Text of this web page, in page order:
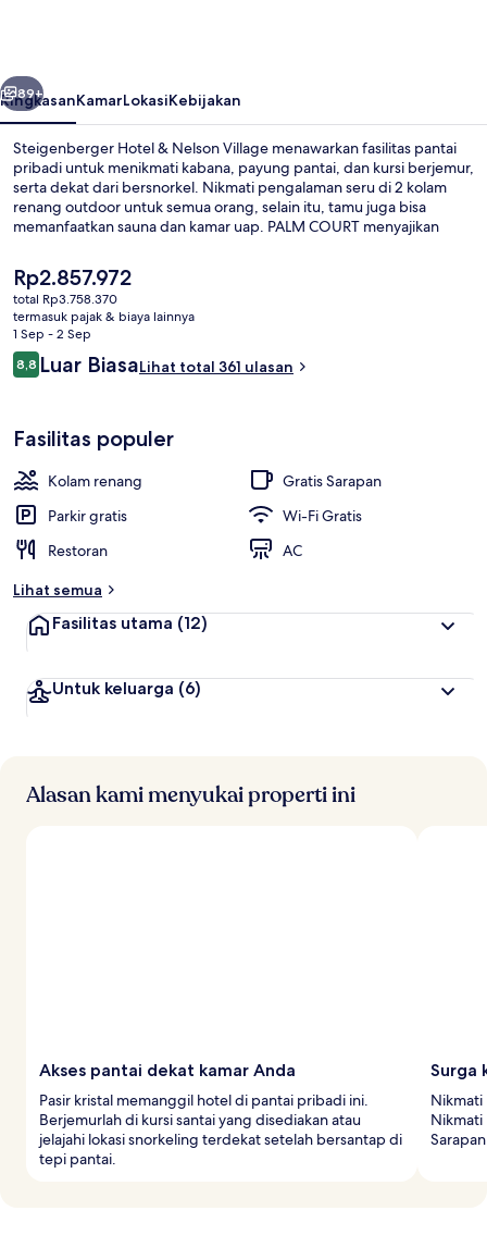
Berikutnya
89+
RingkasanKamarLokasiKebijakan
Steigenberger Hotel & Nelson Village menawarkan fasilitas pantai
pribadi untuk menikmati kabana, payung pantai, dan kursi berjemur,
serta dekat dari bersnorkel. Nikmati pengalaman seru di 2 kolam
renang outdoor untuk semua orang, selain itu, tamu juga bisa
memanfaatkan sauna dan kamar uap. PALM COURT menyajikan
siang, dan makan malam. Keunggulan lain di hotel mewah ini
meliputi 4 bar/lounge, klub anak gratis, dan bar tepi kolam renang.
Harga
saat
ini
Rp2.857.972
Rp2.857.972
total Rp3.758.370
termasuk pajak & biaya lainnya
1 Sep - 2 Sep
Ulasan
8,88,8 dari 10
Luar BiasaLihat total 361 ulasan
Fasilitas populer
Kolam renang
Gratis Sarapan
Parkir gratis
Wi-Fi Gratis
Restoran
AC
Lihat semua
Fasilitas utama (12)
Untuk keluarga (6)
Alasan kami menyukai properti ini
Akses pantai dekat kamar Anda
Pasir kristal memanggil hotel di pantai pribadi ini.
Berjemurlah di kursi santai yang disediakan atau
jelajahi lokasi snorkeling terdekat setelah bersantap di
tepi pantai.
Surga
Nikmati
Nikmati